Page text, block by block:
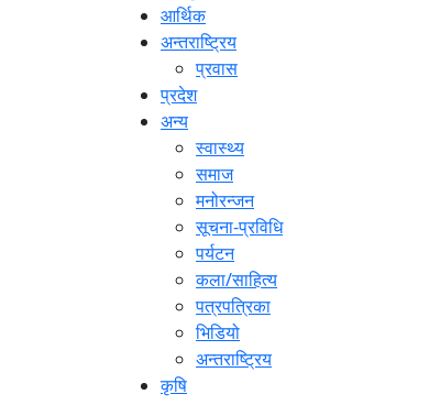
आर्थिक
अन्तराष्ट्रिय
प्रवास
प्रदेश
अन्य
स्वास्थ्य
समाज
मनोरन्जन
सूचना-प्रविधि
पर्यटन
कला/साहित्य
पत्रपत्रिका
भिडियो
अन्तराष्ट्रिय
कृषि